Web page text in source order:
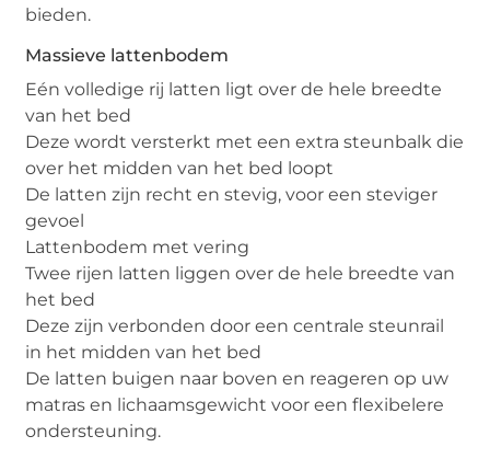
bieden.
Massieve lattenbodem
Eén volledige rij latten ligt over de hele breedte
van het bed
Deze wordt versterkt met een extra steunbalk die
over het midden van het bed loopt
De latten zijn recht en stevig, voor een steviger
gevoel
Lattenbodem met vering
Twee rijen latten liggen over de hele breedte van
het bed
Deze zijn verbonden door een centrale steunrail
in het midden van het bed
De latten buigen naar boven en reageren op uw
matras en lichaamsgewicht voor een flexibelere
ondersteuning.